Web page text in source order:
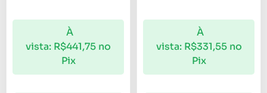
À
vista: R$441,75 no
Pix
À
vista: R$331,55 no
Pix